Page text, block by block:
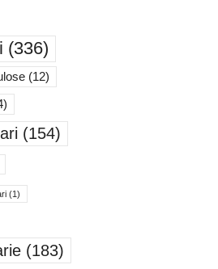
(336)
(12)
(154)
(1)
(183)